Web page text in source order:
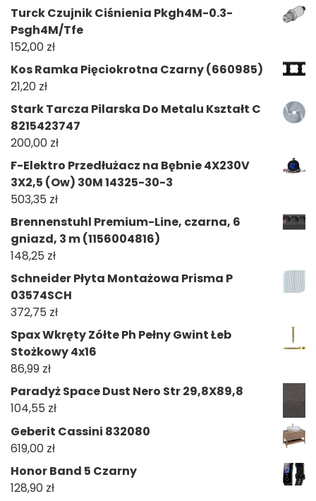
Turck Czujnik Ciśnienia Pkgh4M-0.3-
Psgh4M/Tfe
152,00 zł
Kos Ramka Pięciokrotna Czarny (660985)
21,20 zł
Stark Tarcza Pilarska Do Metalu Kształt C
8215423747
200,00 zł
F-Elektro Przedłużacz na Bębnie 4X230V
3X2,5 (Ow) 30M 14325-30-3
503,35 zł
Brennenstuhl Premium-Line, czarna, 6
gniazd, 3 m (1156004816)
148,25 zł
Schneider Płyta Montażowa Prisma P
03574SCH
372,75 zł
Spax Wkręty Zółte Ph Pełny Gwint Łeb
Stożkowy 4x16
86,99 zł
Paradyż Space Dust Nero Str 29,8X89,8
104,55 zł
Geberit Cassini 832080
619,00 zł
Honor Band 5 Czarny
128,90 zł